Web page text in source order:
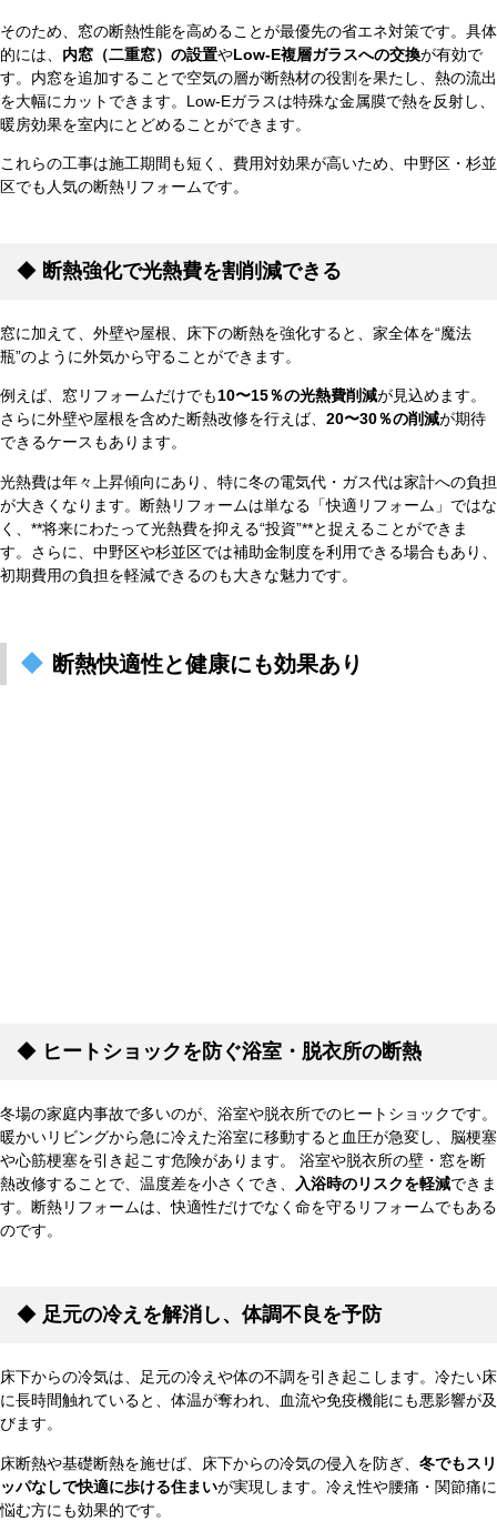
そのため、窓の断熱性能を高めることが最優先の省エネ対策です。具体
的には、 内窓（二重窓）の設置やLow-E複層ガラスへの交換が有効で
す。内窓を追加することで空気の層が断熱材の役割を果たし、熱の流出
を大幅にカットできます。Low-Eガラスは特殊な金属膜で熱を反射し、
暖房効果を室内にとどめることができます。
これらの工事は施工期間も短く、費用対効果が高いため、中野区・杉並
区でも人気の断熱リフォームです。
◆ 断熱強化で光熱費を割削減できる
窓に加えて、外壁や屋根、床下の断熱を強化すると、家全体を“魔法
瓶”のように外気から守ることができます。
例えば、窓リフォームだけでも10〜15％の光熱費削減が見込めます。
さらに外壁や屋根を含めた断熱改修を行えば、 20〜30％の削減が期待
できるケースもあります。
光熱費は年々上昇傾向にあり、特に冬の電気代・ガス代は家計への負担
が大きくなります。断熱リフォームは単なる「快適リフォーム」ではな
く、**将来にわたって光熱費を抑える“投資”**と捉えることができま
す。さらに、中野区や杉並区では補助金制度を利用できる場合もあり、
初期費用の負担を軽減できるのも大きな魅力です。
断熱快適性と健康にも効果あり
◆ ヒートショックを防ぐ浴室・脱衣所の断熱
冬場の家庭内事故で多いのが、浴室や脱衣所でのヒートショックです。
暖かいリビングから急に冷えた浴室に移動すると血圧が急変し、脳梗塞
や心筋梗塞を引き起こす危険があります。 浴室や脱衣所の壁・窓を断
熱改修することで、温度差を小さくでき、
入浴時のリスクを軽減できま
す。断熱リフォームは、快適性だけでなく命を守るリフォームでもある
のです。
◆ 足元の冷えを解消し、体調不良を予防
床下からの冷気は、足元の冷えや体の不調を引き起こします。冷たい床
に長時間触れていると、体温が奪われ、血流や免疫機能にも悪影響が及
びます。
床断熱や基礎断熱を施せば、床下からの冷気の侵入を防ぎ、 冬でもスリ
ッパなしで快適に歩ける住まいが実現します。冷え性や腰痛・関節痛に
悩む方にも効果的です。